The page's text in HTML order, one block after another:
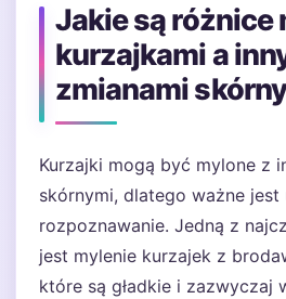
Jakie są różnice
kurzajkami a
zmianami
Kurzajki mogą być mylone z
skórnymi, dlatego ważne jest
rozpoznawanie. Jedną z
jest mylenie kurzajek z
które są gładkie i zazwyczaj